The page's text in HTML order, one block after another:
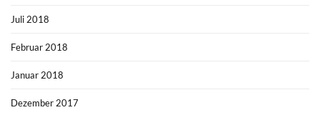
Juli 2018
Februar 2018
Januar 2018
Dezember 2017